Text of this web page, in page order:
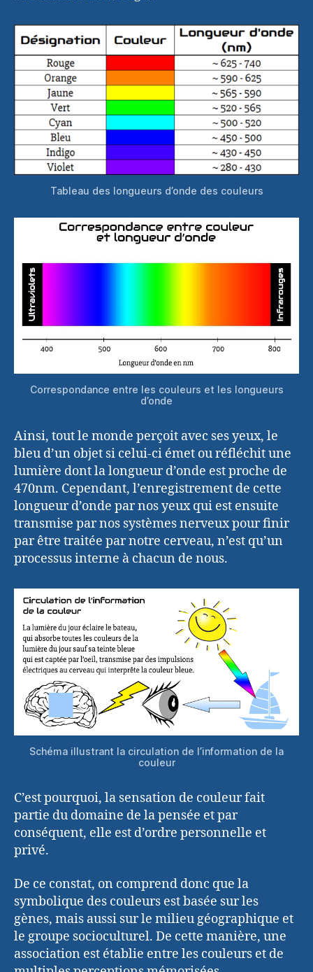
Tableau des longueurs d’onde des couleurs
Correspondance entre les couleurs et les longueurs
d’onde
Ainsi, tout le monde perçoit avec ses yeux, le
bleu d’un objet si celui-ci émet ou réfléchit une
lumière dont la longueur d’onde est proche de
470nm. Cependant, l’enregistrement de cette
longueur d’onde par nos yeux qui est ensuite
transmise par nos systèmes nerveux pour finir
par être traitée par notre cerveau, n’est qu’un
processus interne à chacun de nous.
Schéma illustrant la circulation de l’information de la
couleur
C’est pourquoi, la sensation de couleur fait
partie du domaine de la pensée et par
conséquent, elle est d’ordre personnelle et
privé.
De ce constat, on comprend donc que la
symbolique des couleurs est basée sur les
gènes, mais aussi sur le milieu géographique et
le groupe socioculturel. De cette manière, une
association est établie entre les couleurs et de